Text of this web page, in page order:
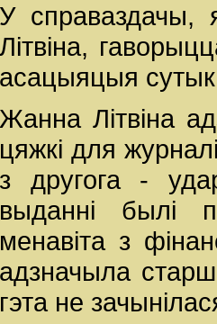
У справаздачы,
Літвіна,
асацыяцыя
Жанна Літвіна
цяжкі для
з другога -
выданні былі
менавіта з
адзначыла
гэта не